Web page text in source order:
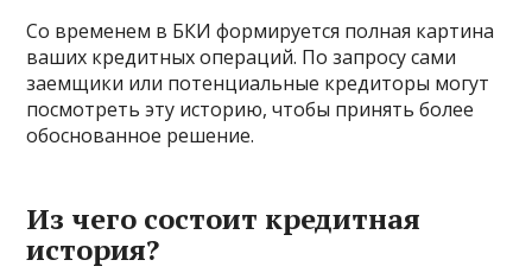
Со временем в БКИ формируется полная картина
ваших кредитных операций. По запросу сами
заемщики или потенциальные кредиторы могут
посмотреть эту историю, чтобы принять более
обоснованное решение.
Из чего состоит кредитная
история?